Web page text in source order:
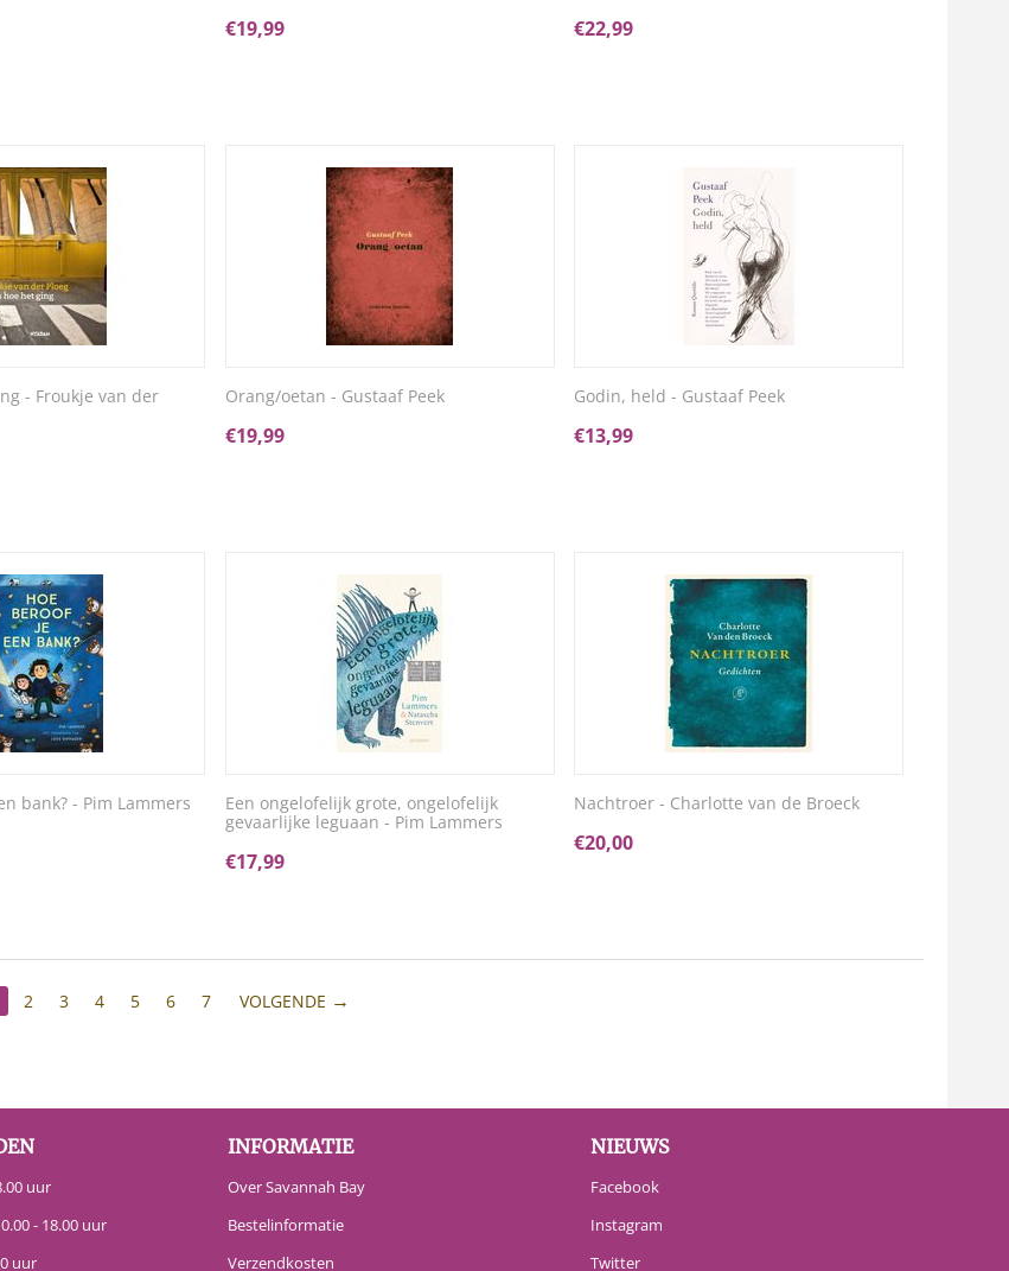
€19,99 €22,99
- Froukje van der
Orang/oetan - Gustaaf Peek
€19,99
Godin, held - Gustaaf Peek
€13,99
bank? - Pim Lammers
Een ongelofelijk grote, ongelofelijk
gevaarlijke leguaan - Pim Lammers
€17,99
Nachtroer - Charlotte van de Broeck
€20,00
2 3 4 5 6 7 VOLGENDE
uur
- 18.00 uur
uur
INFORMATIE
Over Savannah Bay
Bestelinformatie
Verzendkosten
NIEUWS
Facebook
Instagram
Twitter